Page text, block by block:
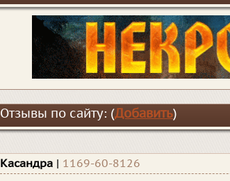
Отзывы по сайту: (Добавить)
Касандра | 1169-60-8126